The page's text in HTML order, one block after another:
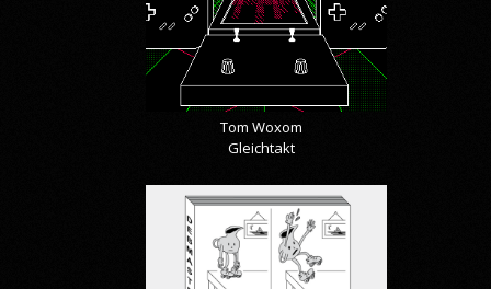
Tom Woxom
Gleichtakt